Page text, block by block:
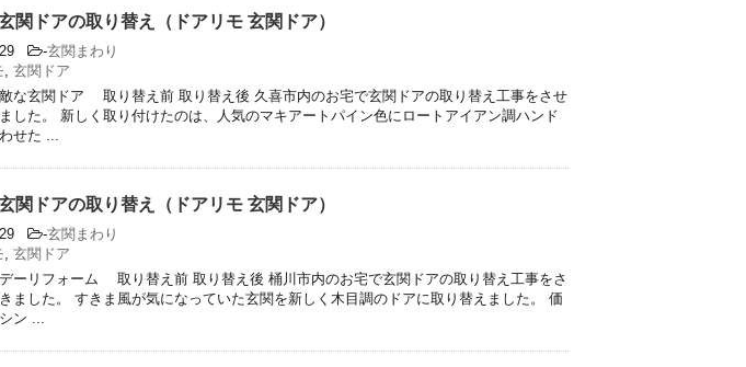
ドアの取り替え（ドアリモ 玄関ドア）
-玄関まわり
, 玄関ドア
な玄関ドア 取り替え前 取り替え後 久喜市内のお宅で玄関ドアの取り替え工事をさせ
した。 新しく取り付けたのは、人気のマキアートパイン色にロートアイアン調ハンド
せた ...
ドアの取り替え（ドアリモ 玄関ドア）
-玄関まわり
, 玄関ドア
ーリフォーム 取り替え前 取り替え後 桶川市内のお宅で玄関ドアの取り替え工事をさ
ました。 すきま風が気になっていた玄関を新しく木目調のドアに取り替えました。 価
ン ...